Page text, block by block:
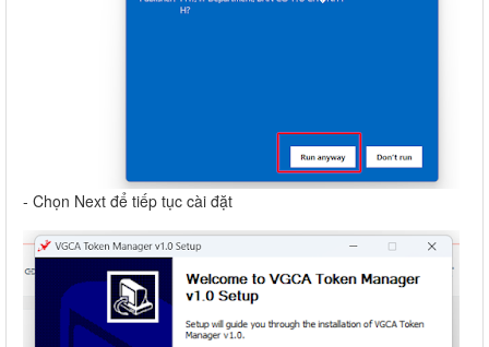
- Chọn Next để tiếp tục cài đặt